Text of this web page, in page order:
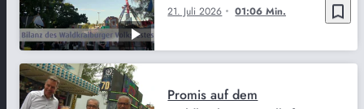
bookmark_border
21. Juli 2026 01:06 Min.
Promis auf dem